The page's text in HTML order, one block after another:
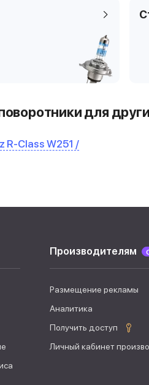
для
R-Class W251 /
Производителям
Размещение рекламы
Аналитика
Получить доступ
Личный кабинет